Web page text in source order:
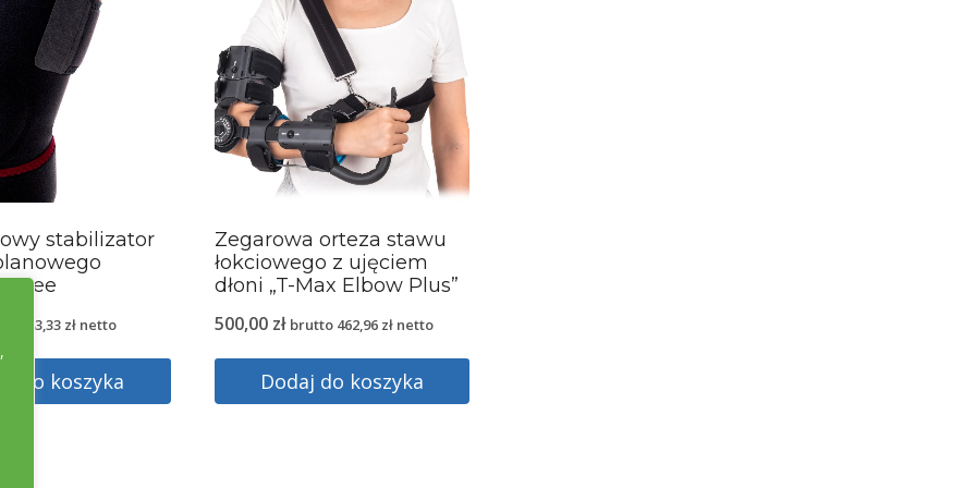
stabilizator
83,33 zł netto
do koszyka
Zegarowa orteza stawu
łokciowego z ujęciem
dłoni „T-Max Elbow Plus”
500,00 zł brutto 462,96 złnetto
Dodaj do koszyka